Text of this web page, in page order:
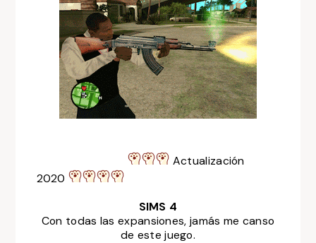
Actualización
2020
SIMS 4
Con todas las expansiones, jamás me canso
de este juego.